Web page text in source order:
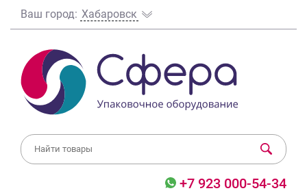
Ваш город: Хабаровск
+7 923 000-54-34